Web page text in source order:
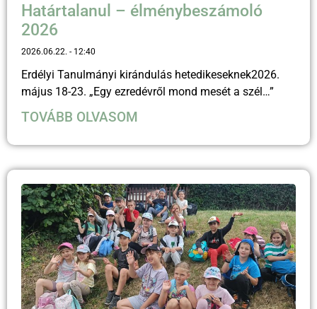
Határtalanul – élménybeszámoló
2026
2026.06.22. 12:40
Erdélyi Tanulmányi kirándulás hetedikeseknek2026.
május 18-23. „Egy ezredévről mond mesét a szél…”
TOVÁBB OLVASOM